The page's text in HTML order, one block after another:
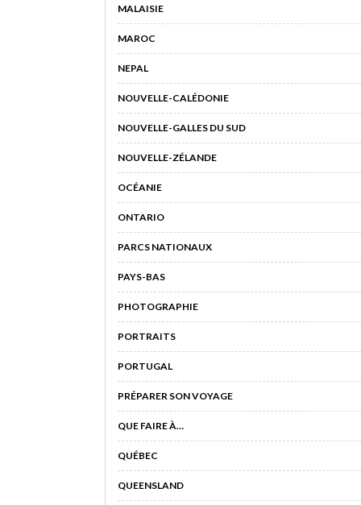
MALAISIE
MAROC
NEPAL
NOUVELLE-CALÉDONIE
NOUVELLE-GALLES DU SUD
NOUVELLE-ZÉLANDE
OCÉANIE
ONTARIO
PARCS NATIONAUX
PAYS-BAS
PHOTOGRAPHIE
PORTRAITS
PORTUGAL
PRÉPARER SON VOYAGE
QUE FAIRE À…
QUÉBEC
QUEENSLAND